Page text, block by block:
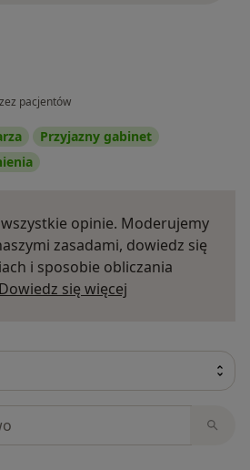
pacjentów
Przyjazny gabinet
opinie. Moderujemy
zasadami, dowiedz się
i sposobie obliczania
Dowiedz się więcej